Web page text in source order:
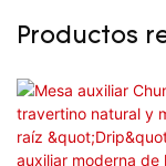
Productos